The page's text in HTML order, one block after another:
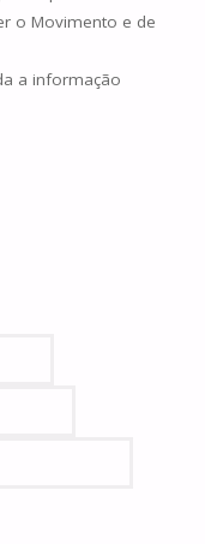
o Movimento e de
a informação